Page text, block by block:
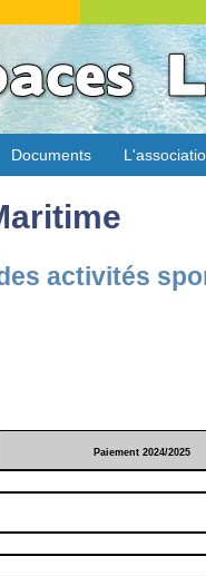
Documents
activités
Paiement 2024/2025